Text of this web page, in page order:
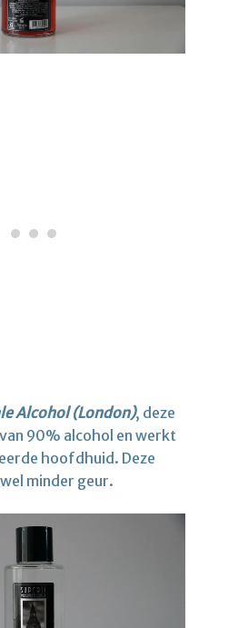
Alcohol (London), deze
90% alcohol en werkt
hoofdhuid. Deze
minder geur.